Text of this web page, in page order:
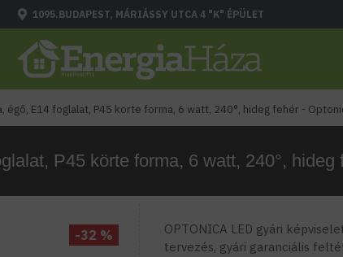
1095.BUDAPEST, MÁRIÁSSY UTCA 4 "K" ÉPÜLET
égő, E14 foglalat, P45 körte forma, 6 watt, 240°, hideg fehér -
P45 körte forma, 6 watt, 240°, hideg
-32 %
OPTONICA LED gyári
tervezés, gyári garanciális